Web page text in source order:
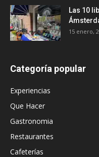
Las 10
15 enero,
Categoría popular
Experiencias
Que Hacer
Gastronomia
Restaurantes
Cafeterías